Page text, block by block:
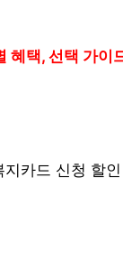
혜택, 선택 가이